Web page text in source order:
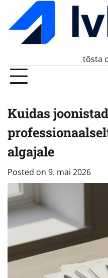
content
tõsta
Kuidas
algajale
Posted on 9. mai 2026